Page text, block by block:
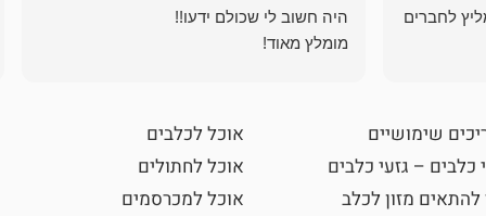
לחברים
מומלץ מאוד!
שימושיים
כלבים – גזעי כלבים
להתאים מזון לכלב
אוכל לכלבים
אוכל לחתולים
אוכל למכרסמים